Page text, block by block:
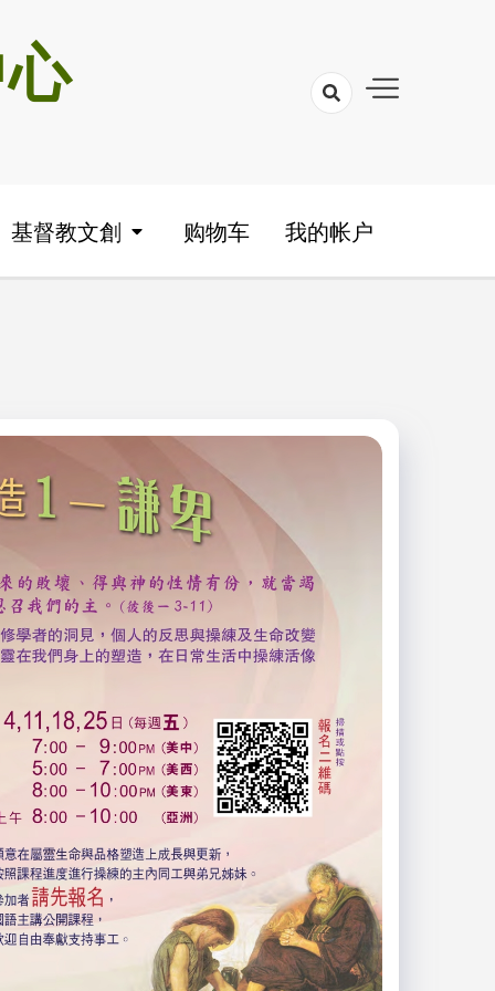
基督教文創 购物车 我的帐户